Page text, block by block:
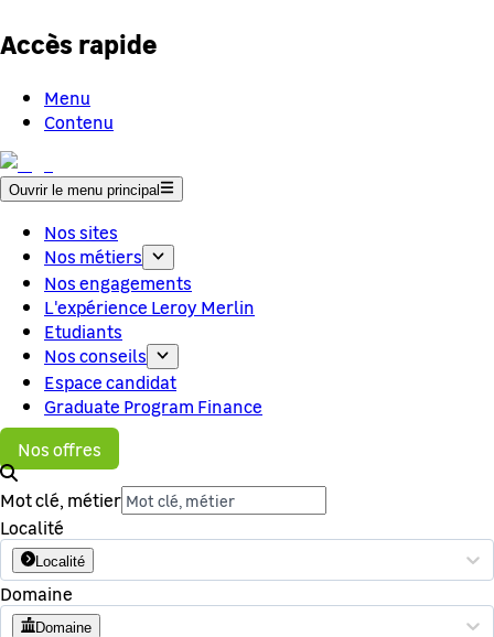
Accès rapide
Menu
Contenu
Ouvrir le menu principal
Nos sites
Nos métiers
Nos engagements
L'expérience Leroy Merlin
Etudiants
Nos conseils
Espace candidat
Graduate Program Finance
Nos offres
Mot clé, métier
Localité
Localité
Domaine
Domaine